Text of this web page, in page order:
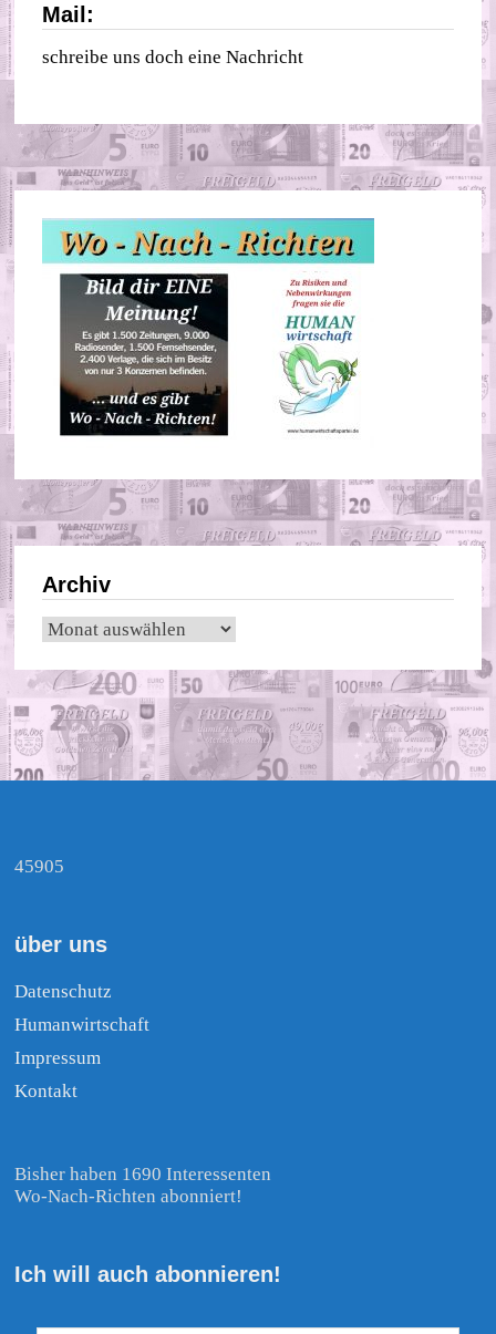
Mail:
schreibe uns doch eine Nachricht
Archiv
Archiv
45905
über uns
Datenschutz
Humanwirtschaft
Impressum
Kontakt
Bisher haben 1690 Interessenten
Wo-Nach-Richten abonniert!
Ich will auch abonnieren!